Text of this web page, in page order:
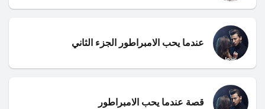
عندما يحب الامبراطور الجزء الثاني
قصة عندما يحب الامبراطور